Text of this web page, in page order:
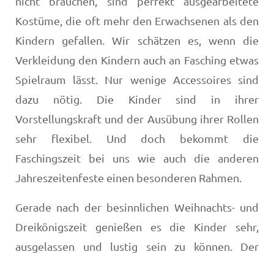
Kostüme, die oft mehr den Erwachsenen als den
Kindern gefallen. Wir schätzen es, wenn die
Verkleidung den Kindern auch an Fasching etwas
Spielraum lässt. Nur wenige Accessoires sind
dazu nötig. Die Kinder sind in ihrer
Vorstellungskraft und der Ausübung ihrer Rollen
sehr flexibel. Und doch bekommt die
Faschingszeit bei uns wie auch die anderen
Jahreszeitenfeste einen besonderen Rahmen.
Gerade nach der besinnlichen Weihnachts- und
Dreikönigszeit genießen es die Kinder sehr,
ausgelassen und lustig sein zu können. Der